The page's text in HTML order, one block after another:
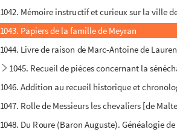
1042. Mémoire instructif et curieux sur la ville
1043. Papiers de la famille de Meyran
1044. Livre de raison de Marc-Antoine de
1045. Recueil de pièces concernant la
1046. Addition au recueil historique et
1047. Rolle de Messieurs les chevaliers [de
1048. Du Roure (Baron Auguste). Généalogie